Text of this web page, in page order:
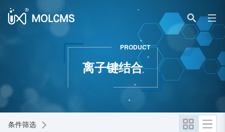
离子键结合
PRODUCT
条件筛选